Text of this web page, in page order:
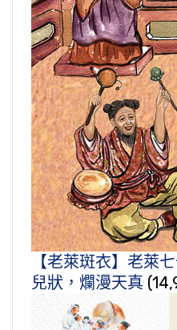
【老萊斑衣】老萊
兒狀，爛漫天真